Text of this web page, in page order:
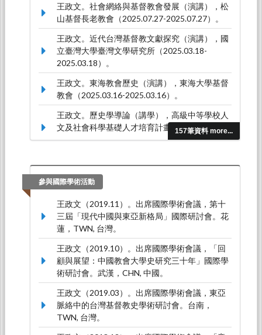
157筆資料 more...
王政文。社會網絡與基督教會發展（演講），松
山基督長老教會（2025.07.27-2025.07.27）。
王政文。近代台灣基督教文獻探究（演講），國
立臺灣大學臺灣文學研究所（2025.03.18-
2025.03.18）。
王政文。東海教會歷史（演講），東海大學基督
教會（2025.03.16-2025.03.16）。
王政文。歷史學導論（講學），高級中等學校人
文及社會科學基礎人才培育計畫（2025.03.07-
2025.03.07）。
參與國際學術活動
王政文（2019.11）。出席國際學術會議，第十
三屆「現代中國與東亞新格局」國際研討會。花
蓮，TWN, 台灣。
王政文（2019.10）。出席國際學術會議，「回
顧與展望：中國教會大學史研究三十年」國際學
術研討會。武漢，CHN, 中國。
王政文（2019.03）。出席國際學術會議，東亞
脈絡中的台灣基督教史學術研討會。台南，
TWN, 台灣。